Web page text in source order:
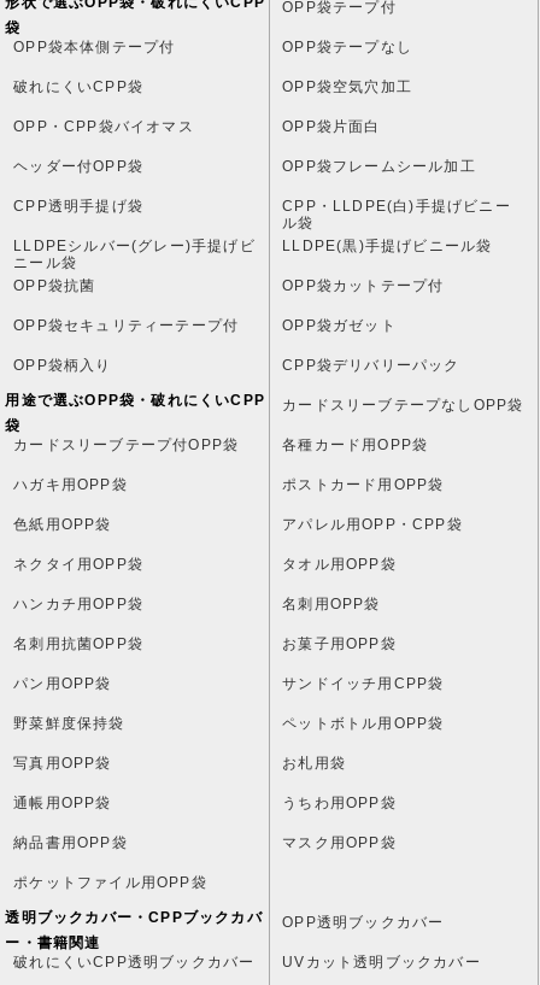
袋
OPP袋テープ付
OPP袋本体側テープ付 OPP袋テープなし
破れにくいCPP袋 OPP袋空気穴加工
OPP・CPP袋バイオマス OPP袋片面白
ヘッダー付OPP袋 OPP袋フレームシール加工
CPP透明手提げ袋
CPP・LLDPE(白)手提げビニー
ル袋
LLDPEシルバー(グレー)手提げビ
ニール袋
LLDPE(黒)手提げビニール袋
OPP袋抗菌 OPP袋カットテープ付
OPP袋セキュリティーテープ付 OPP袋ガゼット
OPP袋柄入り CPP袋デリバリーパック
用途で選ぶOPP袋・破れにくいCPP
袋
カードスリーブテープなしOPP袋
カードスリーブテープ付OPP袋 各種カード用OPP袋
ハガキ用OPP袋 ポストカード用OPP袋
色紙用OPP袋 アパレル用OPP・CPP袋
ネクタイ用OPP袋 タオル用OPP袋
ハンカチ用OPP袋 名刺用OPP袋
名刺用抗菌OPP袋 お菓子用OPP袋
パン用OPP袋 サンドイッチ用CPP袋
野菜鮮度保持袋 ペットボトル用OPP袋
写真用OPP袋 お札用袋
通帳用OPP袋 うちわ用OPP袋
納品書用OPP袋 マスク用OPP袋
ポケットファイル用OPP袋
透明ブックカバー・CPPブックカバ
ー・書籍関連
OPP透明ブックカバー
破れにくいCPP透明ブックカバー UVカット透明ブックカバー